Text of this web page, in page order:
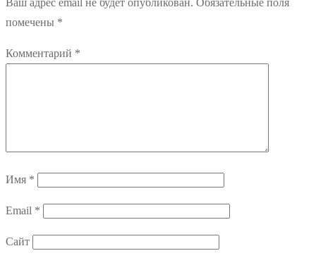
помечены *
Комментарий *
Имя *
Email *
Сайт